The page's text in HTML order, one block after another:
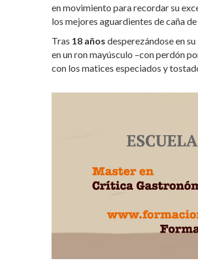
en movimiento para recordar su
los mejores aguardientes de caña
Tras 18 años desperezándose en su
en un ron mayúsculo –con perdón
con los matices especiados y